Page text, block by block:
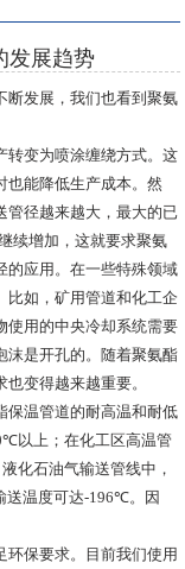
发展趋势
断发展，我们也看到聚氨
转变为喷涂缠绕方式。这
也能降低生产成本。然
管径越来越大，最大的已
续增加，这就要求聚氨
的应用。在一些特殊领域
比如，矿用管道和化工企
使用的中央冷却系统需要
沫是开孔的。随着聚氨酯
变得越来越重要。
保温管道的耐高温和耐低
以上；在化工区高温管
化石油气输送管线中，
送温度可达-196℃。因
环保要求。目前我们使用